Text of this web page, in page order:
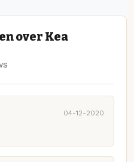
over Kea
04-12-2020